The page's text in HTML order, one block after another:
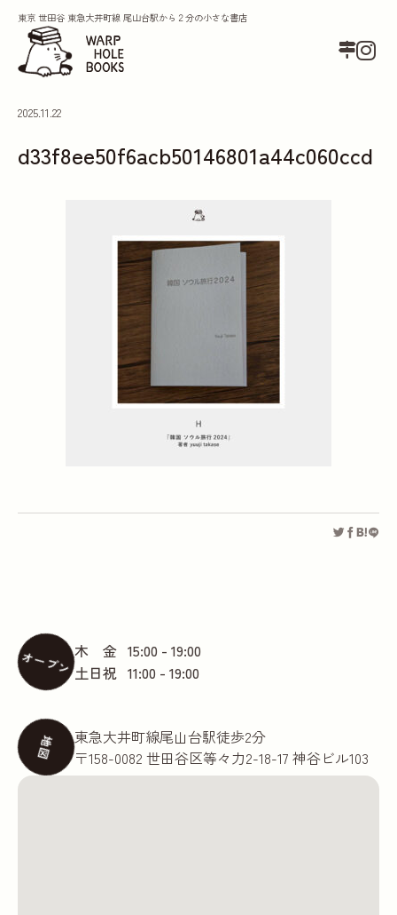
東京 世田谷 東急大井町線 尾山台駅から２分の小さな書店
2025.11.22
d33f8ee50f6acb50146801a44c060ccd
オープン木 金 15:00 - 19:00
土日祝 11:00 - 19:00
地図
東急大井町線尾山台駅徒歩2分
〒158-0082 世田谷区等々力2-18-17 神谷ビル103